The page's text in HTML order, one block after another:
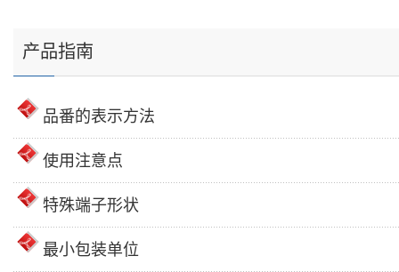
产品指南
品番的表示方法
使用注意点
特殊端子形状
最小包装单位